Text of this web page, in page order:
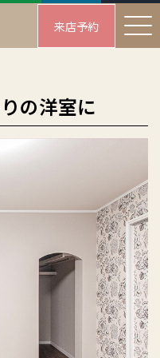
来店予約
の洋室に